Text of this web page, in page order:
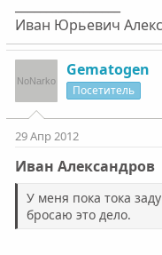
Ивaн Юрьeвич
Gematogen
Посетитель
29 Апр 2012
Ивaн Алeксaндров
У мeня покa токa
бросaю это дeло.